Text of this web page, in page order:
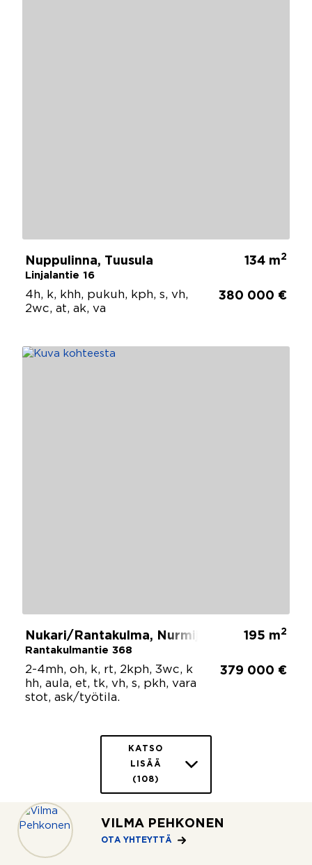
VILMA PEHKONEN
OTA YHTEYTTÄ
Nuppulinna, Tuusula
Linjalantie 16
134 m2
4h, k, khh, pukuh, kph, s, vh,
2wc, at, ak, va
380 000 €
Nukari/Rantakulma, Nurmijärvi
Rantakulmantie 368
195 m2
2-4mh, oh, k, rt, 2kph, 3wc, k
hh, aula, et, tk, vh, s, pkh, vara
stot, ask/työtila.
379 000 €
KATSO
LISÄÄ
(108)